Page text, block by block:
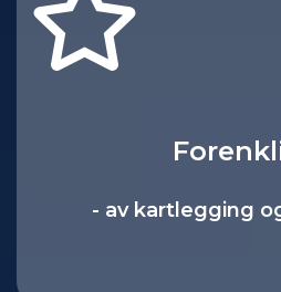
- av kartlegging